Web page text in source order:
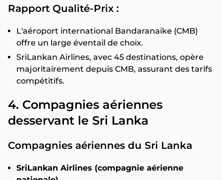
Rapport Qualité-Prix :
L'aéroport international Bandaranaike (CMB)
offre un large éventail de choix.
SriLankan Airlines, avec 45 destinations, opère
majoritairement depuis CMB, assurant des tarifs
compétitifs.
4. Compagnies aériennes
desservant le Sri Lanka
Compagnies aériennes du Sri Lanka
SriLankan Airlines (compagnie aérienne